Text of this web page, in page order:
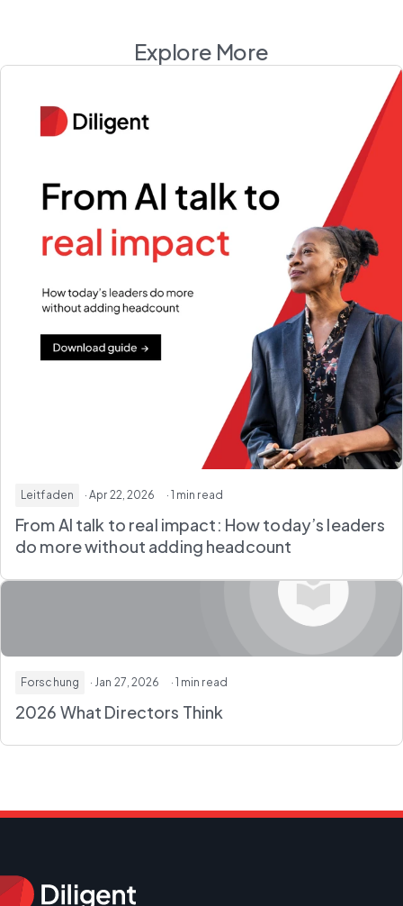
Explore More
Leitfaden · Apr 22, 2026 · 1 min read
From AI talk to real impact: How today’s leaders
do more without adding headcount
Forschung · Jan 27, 2026 · 1 min read
2026 What Directors Think